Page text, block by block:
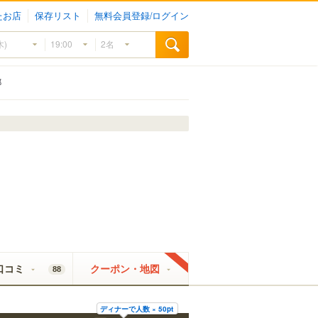
お店 保存リスト 無料会員登録/ログイン
コミ 88 クーポン・地図
ディナーで人数 × 50pt